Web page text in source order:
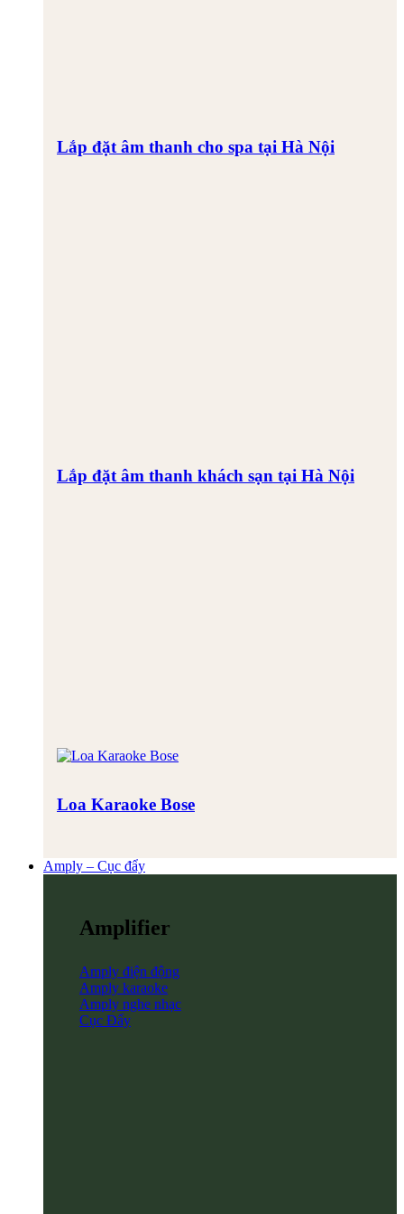
Lắp đặt âm thanh cho spa tại Hà Nội
Lắp đặt âm thanh khách sạn tại Hà Nội
Loa Karaoke Bose
Amply – Cục đẩy
Amplifier
Amply điện động
Amply karaoke
Amply nghe nhạc
Cục Đẩy